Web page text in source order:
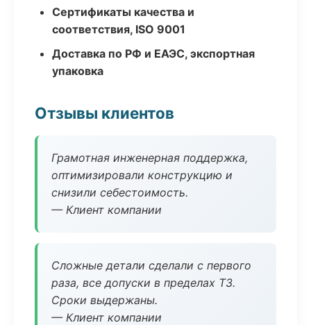
Сертификаты качества и
соответствия, ISO 9001
Доставка по РФ и ЕАЭС, экспортная
упаковка
Отзывы клиентов
Грамотная инженерная поддержка,
оптимизировали конструкцию и
снизили себестоимость.
— Клиент компании
Сложные детали сделали с первого
раза, все допуски в пределах ТЗ.
Сроки выдержаны.
— Клиент компании